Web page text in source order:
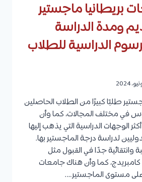
بريطانيا ماجستير
ومدة الدراسة
الدراسية للطلاب
طلبًا كبيرًا من الطلاب الحاصلين
في مختلف المجالات، كما وأن
الوجهات الدراسية التي يذهب إليها
لدراسة درجة الماجستير بها.
جدًا في القبول مثل
كما وأن هناك جامعات
مستوى الماجستير….